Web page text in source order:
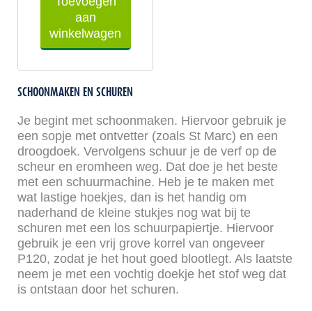
aan
winkelwagen
SCHOONMAKEN EN SCHUREN
Je begint met schoonmaken. Hiervoor gebruik je
een sopje met ontvetter (zoals St Marc) en een
droogdoek. Vervolgens schuur je de verf op de
scheur en eromheen weg. Dat doe je het beste
met een schuurmachine. Heb je te maken met
wat lastige hoekjes, dan is het handig om
naderhand de kleine stukjes nog wat bij te
schuren met een los schuurpapiertje. Hiervoor
gebruik je een vrij grove korrel van ongeveer
P120, zodat je het hout goed blootlegt. Als laatste
neem je met een vochtig doekje het stof weg dat
is ontstaan door het schuren.